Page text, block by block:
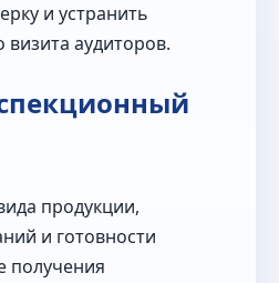
и устранить
визита аудиторов.
продукции,
и готовности
получения